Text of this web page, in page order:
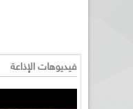
فيديوهات الإذاعة